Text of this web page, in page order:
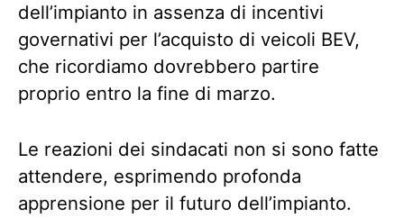
dell’impianto in assenza di incentivi
governativi per l’acquisto di veicoli BEV,
che ricordiamo dovrebbero partire
proprio entro la fine di marzo.
Le reazioni dei sindacati non si sono fatte
attendere, esprimendo profonda
apprensione per il futuro dell’impianto.